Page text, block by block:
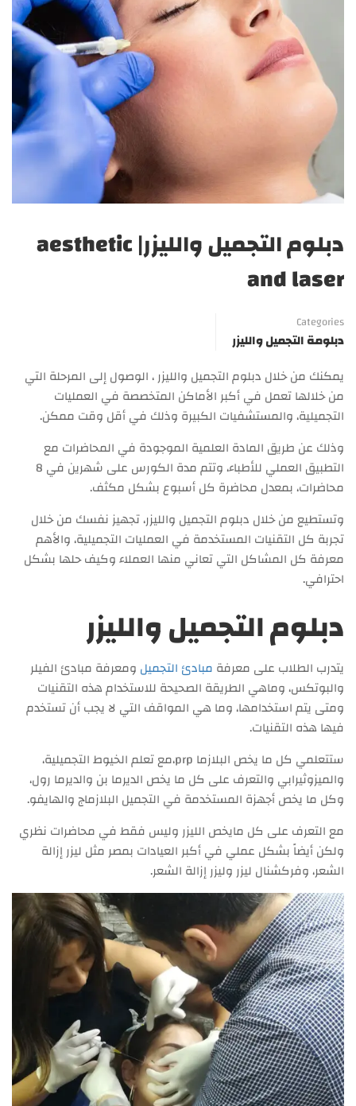
دبلوم التجميل والليزر| aesthetic
and laser
Categories
دبلومة التجميل والليزر
يمكنك من خلال دبلوم التجميل والليزر ، الوصول إلى المرحلة التي
من خلالها تعمل في أكبر الأماكن المتخصصة في العمليات
التجميلية، والمستشفيات الكبيرة وذلك في أقل وقت ممكن.
وذلك عن طريق المادة العلمية الموجودة في المحاضرات مع
التطبيق العملي للأطباء، وتتم مدة الكورس على شهرين في 8
محاضرات، بمعدل محاضرة كل أسبوع بشكل مكثف.
وتستطيع من خلال دبلوم التجميل والليزر، تجهيز نفسك من خلال
تجربة كل التقنيات المستخدمة في العمليات التجميلية، والأهم
معرفة كل المشاكل التي تعاني منها العملاء وكيف حلها بشكل
احترافي.
دبلوم التجميل والليزر
يتدرب الطلاب على معرفة مبادئ التجميل ومعرفة مبادئ الفيلر
والبوتكس، وماهي الطريقة الصحيحة للاستخدام هذه التقنيات
ومتى يتم استخدامها، وما هي المواقف التي لا يجب أن تستخدم
فيها هذه التقنيات.
ستتعلمي كل ما يخص البلازما prp،مع تعلم الخيوط التجميلية،
والميزوثيرابي والتعرف على كل ما يخص الديرما بن والديرما رول،
وكل ما يخص أجهزة المستخدمة في التجميل البلازماج والهايفو.
مع التعرف على كل مايخص الليزر وليس فقط في محاضرات نظري
ولكن أيضاً بشكل عملي في أكبر العيادات بمصر مثل ليزر إزالة
الشعر، وفركشنال ليزر وليزر إزالة الشعر.